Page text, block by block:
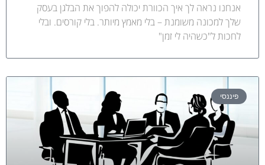
אנחנו נראה לך איך הכוורת יכולה להפוך את הבלגן בעסק
שלך למכונה משומנת – בלי מאמץ מיותר. בלי קורסים. ובלי
לחכות ל"כשהיה לי זמן"
פיננסי